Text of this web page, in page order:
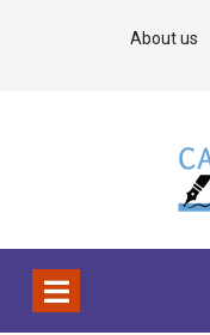
About us